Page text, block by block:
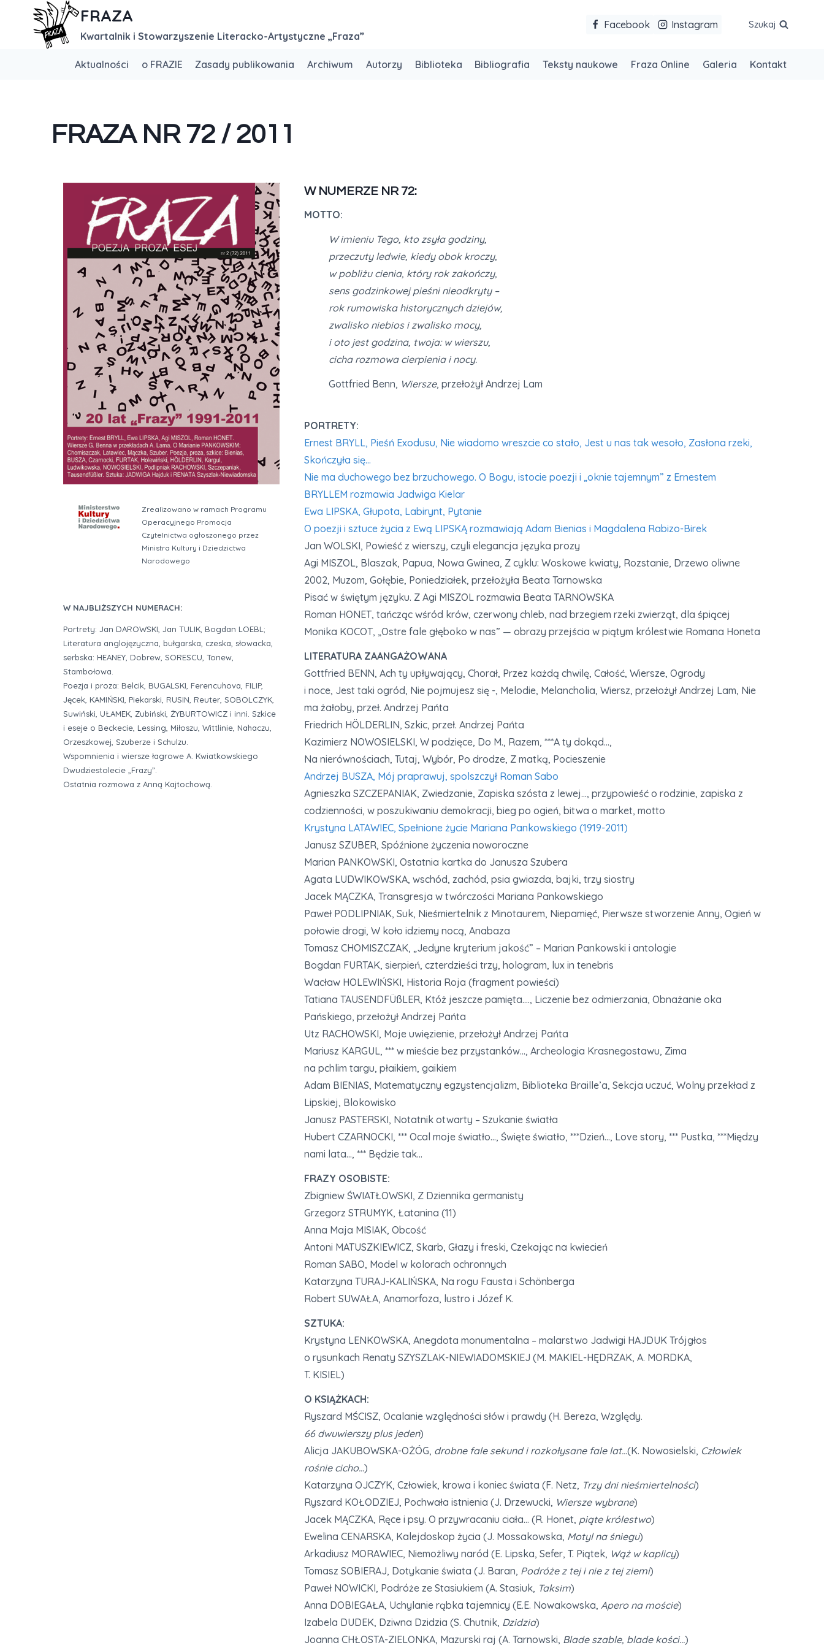
FRAZA
Kwartalnik i Stowarzyszenie Literacko-Artystyczne „Fraza”
Facebook Instagram Szukaj
Aktualności o FRAZIE Zasady publikowania Archiwum Autorzy Biblioteka Bibliografia Teksty naukowe Fraza Online Galeria Kontakt
FRAZA NR 72 / 2011
Zrealizowano w ramach Programu
Operacyjnego Promocja
Czytelnictwa ogłoszonego przez
Ministra Kultury i Dziedzictwa
Narodowego
W NAJBLIŻSZYCH NUMERACH:
Portrety: Jan DAROWSKI, Jan TULIK, Bogdan LOEBL;
Literatura anglojęzyczna, bułgarska, czeska, słowacka,
serbska: HEANEY, Dobrew, SORESCU, Tonew,
Stambołowa.
Poezja i proza: Belcik, BUGALSKI, Ferencuhova, FILIP,
Jęcek, KAMIŃSKI, Piekarski, RUSIN, Reuter, SOBOLCZYK,
Suwiński, UŁAMEK, Zubiński, ŻYBURTOWICZ i inni. Szkice
i eseje o Beckecie, Lessing, Miłoszu, Wittlinie, Nahaczu,
Orzeszkowej, Szuberze i Schulzu.
Wspomnienia i wiersze łagrowe A. Kwiatkowskiego
Dwudziestolecie „Frazy”.
Ostatnia rozmowa z Anną Kajtochową.
W NUMERZE NR 72:
MOTTO:
W imieniu Tego, kto zsyła godziny,
przeczuty ledwie, kiedy obok kroczy,
w pobliżu cienia, który rok zakończy,
sens godzinkowej pieśni nieodkryty –
rok rumowiska historycznych dziejów,
zwalisko niebios i zwalisko mocy,
i oto jest godzina, twoja: w wierszu,
cicha rozmowa cierpienia i nocy.
Gottfried Benn, Wiersze, przełożył Andrzej Lam
PORTRETY:
Ernest BRYLL, Pieśń Exodusu, Nie wiadomo wreszcie co stało, Jest u nas tak wesoło, Zasłona rzeki,
Skończyła się…
Nie ma duchowego bez brzuchowego. O Bogu, istocie poezji i „oknie tajemnym” z Ernestem
BRYLLEM rozmawia Jadwiga Kielar
Ewa LIPSKA, Głupota, Labirynt, Pytanie
O poezji i sztuce życia z Ewą LIPSKĄ rozmawiają Adam Bienias i Magdalena Rabizo-Birek
Jan WOLSKI, Powieść z wierszy, czyli elegancja języka prozy
Agi MISZOL, Blaszak, Papua, Nowa Gwinea, Z cyklu: Woskowe kwiaty, Rozstanie, Drzewo oliwne
2002, Muzom, Gołębie, Poniedziałek, przełożyła Beata Tarnowska
Pisać w świętym języku. Z Agi MISZOL rozmawia Beata TARNOWSKA
Roman HONET, tańcząc wśród krów, czerwony chleb, nad brzegiem rzeki zwierząt, dla śpiącej
Monika KOCOT, „Ostre fale głęboko w nas” — obrazy przejścia w piątym królestwie Romana Honeta
LITERATURA ZAANGAŻOWANA
Gottfried BENN, Ach ty upływający, Chorał, Przez każdą chwilę, Całość, Wiersze, Ogrody
i noce, Jest taki ogród, Nie pojmujesz się -, Melodie, Melancholia, Wiersz, przełożył Andrzej Lam, Nie
ma żałoby, przeł. Andrzej Pańta
Friedrich HÖLDERLIN, Szkic, przeł. Andrzej Pańta
Kazimierz NOWOSIELSKI, W podzięce, Do M., Razem, ***A ty dokąd…,
Na nierównościach, Tutaj, Wybór, Po drodze, Z matką, Pocieszenie
Andrzej BUSZA, Mój praprawuj, spolszczył Roman Sabo
Agnieszka SZCZEPANIAK, Zwiedzanie, Zapiska szósta z lewej…, przypowieść o rodzinie, zapiska z
codzienności, w poszukiwaniu demokracji, bieg po ogień, bitwa o market, motto
Krystyna LATAWIEC, Spełnione życie Mariana Pankowskiego (1919-2011)
Janusz SZUBER, Spóźnione życzenia noworoczne
Marian PANKOWSKI, Ostatnia kartka do Janusza Szubera
Agata LUDWIKOWSKA, wschód, zachód, psia gwiazda, bajki, trzy siostry
Jacek MĄCZKA, Transgresja w twórczości Mariana Pankowskiego
Paweł PODLIPNIAK, Suk, Nieśmiertelnik z Minotaurem, Niepamięć, Pierwsze stworzenie Anny, Ogień w
połowie drogi, W koło idziemy nocą, Anabaza
Tomasz CHOMISZCZAK, „Jedyne kryterium jakość” – Marian Pankowski i antologie
Bogdan FURTAK, sierpień, czterdzieści trzy, hologram, lux in tenebris
Wacław HOLEWIŃSKI, Historia Roja (fragment powieści)
Tatiana TAUSENDFÜßLER, Któż jeszcze pamięta…., Liczenie bez odmierzania, Obnażanie oka
Pańskiego, przełożył Andrzej Pańta
Utz RACHOWSKI, Moje uwięzienie, przełożył Andrzej Pańta
Mariusz KARGUL, *** w mieście bez przystanków…, Archeologia Krasnegostawu, Zima
na pchlim targu, płaikiem, gaikiem
Adam BIENIAS, Matematyczny egzystencjalizm, Biblioteka Braille’a, Sekcja uczuć, Wolny przekład z
Lipskiej, Blokowisko
Janusz PASTERSKI, Notatnik otwarty – Szukanie światła
Hubert CZARNOCKI, *** Ocal moje światło…, Święte światło, ***Dzień…, Love story, *** Pustka, ***Między
nami lata…, *** Będzie tak…
FRAZY OSOBISTE:
Zbigniew ŚWIATŁOWSKI, Z Dziennika germanisty
Grzegorz STRUMYK, Łatanina (11)
Anna Maja MISIAK, Obcość
Antoni MATUSZKIEWICZ, Skarb, Głazy i freski, Czekając na kwiecień
Roman SABO, Model w kolorach ochronnych
Katarzyna TURAJ-KALIŃSKA, Na rogu Fausta i Schönberga
Robert SUWAŁA, Anamorfoza, lustro i Józef K.
SZTUKA:
Krystyna LENKOWSKA, Anegdota monumentalna – malarstwo Jadwigi HAJDUK Trójgłos
o rysunkach Renaty SZYSZLAK-NIEWIADOMSKIEJ (M. MAKIEL-HĘDRZAK, A. MORDKA,
T. KISIEL)
O KSIĄŻKACH:
Ryszard MŚCISZ, Ocalanie względności słów i prawdy (H. Bereza, Względy.
66 dwuwierszy plus jeden)
Alicja JAKUBOWSKA-OŻÓG, drobne fale sekund i rozkołysane fale lat…(K. Nowosielski, Człowiek
rośnie cicho…)
Katarzyna OJCZYK, Człowiek, krowa i koniec świata (F. Netz, Trzy dni nieśmiertelności)
Ryszard KOŁODZIEJ, Pochwała istnienia (J. Drzewucki, Wiersze wybrane)
Jacek MĄCZKA, Ręce i psy. O przywracaniu ciała… (R. Honet, piąte królestwo)
Ewelina CENARSKA, Kalejdoskop życia (J. Mossakowska, Motyl na śniegu)
Arkadiusz MORAWIEC, Niemożliwy naród (E. Lipska, Sefer, T. Piątek, Wąż w kaplicy)
Tomasz SOBIERAJ, Dotykanie świata (J. Baran, Podróże z tej i nie z tej ziemi)
Paweł NOWICKI, Podróże ze Stasiukiem (A. Stasiuk, Taksim)
Anna DOBIEGAŁA, Uchylanie rąbka tajemnicy (E.E. Nowakowska, Apero na moście)
Izabela DUDEK, Dziwna Dzidzia (S. Chutnik, Dzidzia)
Joanna CHŁOSTA-ZIELONKA, Mazurski raj (A. Tarnowski, Blade szable, blade kości…)